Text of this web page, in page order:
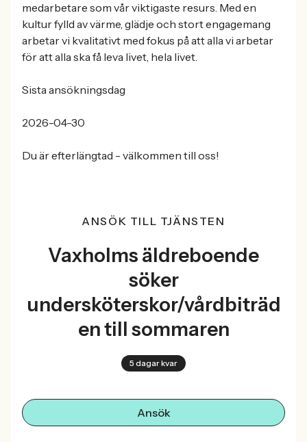
medarbetare som vår viktigaste resurs. Med en
kultur fylld av värme, glädje och stort engagemang
arbetar vi kvalitativt med fokus på att alla vi arbetar
för att alla ska få leva livet, hela livet.
Sista ansökningsdag
2026-04-30
Du är efterlängtad - välkommen till oss!
ANSÖK TILL TJÄNSTEN
Vaxholms äldreboende
söker
undersköterskor/vårdbiträd
en till sommaren
5 dagar kvar
Ansök